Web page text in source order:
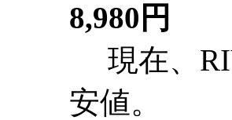
8,980円
現在、
安値。